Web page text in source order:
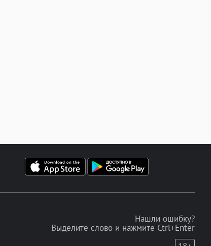
Нашли ошибку?
Выделите слово и нажмите Ctrl+Enter